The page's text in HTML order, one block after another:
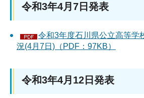
令和3年4月7日発表
令和3年度石川県公立高等学
況(4月7日)（PDF：97KB）
令和3年4月12日発表